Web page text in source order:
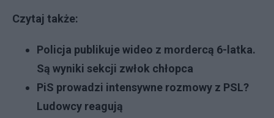
Czytaj także:
Policja publikuje wideo z mordercą 6-latka.
Są wyniki sekcji zwłok chłopca
PiS prowadzi intensywne rozmowy z PSL?
Ludowcy reagują